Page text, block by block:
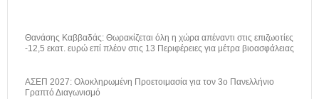
Θανάσης Καββαδάς: Θωρακίζεται όλη η χώρα απέναντι στις επιζωοτίες
-12,5 εκατ. ευρώ επί πλέον στις 13 Περιφέρειες για μέτρα βιοασφάλειας
ΑΣΕΠ 2027: Ολοκληρωμένη Προετοιμασία για τον 3ο Πανελλήνιο
Γραπτό Διαγωνισμό